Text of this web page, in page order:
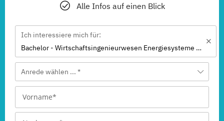
Alle Infos auf einen Blick
Ich interessiere mich für:
Bachelor - Wirtschaftsingenieurwesen Energiesysteme mit Erneuerbaren Energien
Anrede wählen ... *